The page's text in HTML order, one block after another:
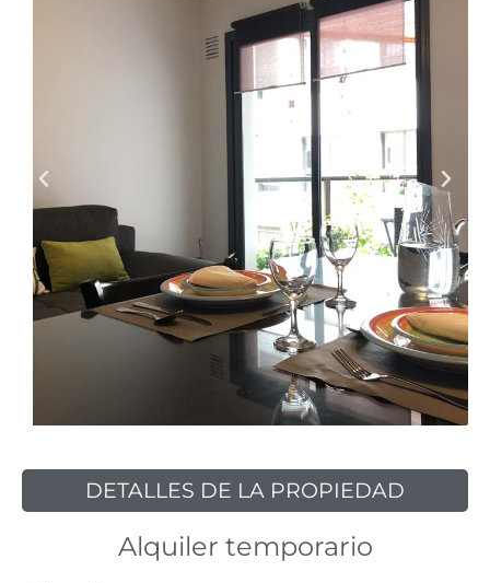
DETALLES DE LA PROPIEDAD
Alquiler temporario